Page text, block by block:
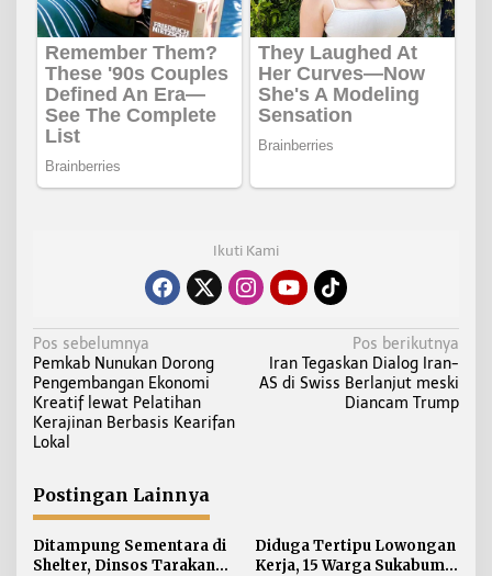
Ikuti Kami
N
a
v
i
g
s
i
p
Pos sebelumnya
Pemkab Nunukan Dorong
Pengembangan Ekonomi
Kreatif lewat Pelatihan
Kerajinan Berbasis Kearifan
Lokal
Pos berikutnya
Iran Tegaskan Dialog Iran-
AS di Swiss Berlanjut meski
Diancam Trump
Postingan Lainnya
Ditampung Sementara di
Shelter, Dinsos Tarakan
Diduga Tertipu Lowongan
Kerja, 15 Warga Sukabumi